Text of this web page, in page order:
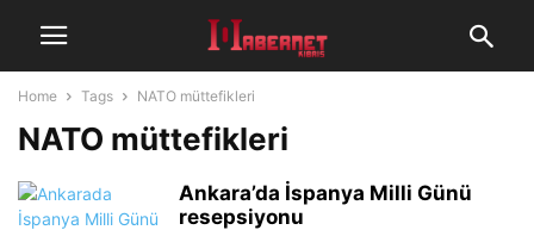
Home Tags NATO müttefikleri
NATO müttefikleri
Ankara’da İspanya Milli Günü
resepsiyonu